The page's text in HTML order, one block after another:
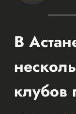
В
клубов